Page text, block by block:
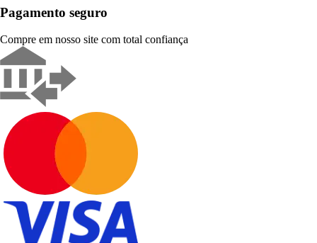
Pagamento seguro
Compre em nosso site com total confiança